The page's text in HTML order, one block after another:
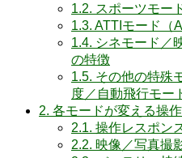
1.2. スポーツモー
1.3. ATTIモード（
1.4. シネモード／
の特徴
1.5. その他の特殊
度／自動飛行モー
2. 各モードが変える操
2.1. 操作レスポン
2.2. 映像／写真撮